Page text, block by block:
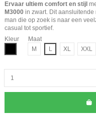
Ervaar ultiem comfort en stijl
M3000 in zwart. Dit
man die op zoek is naar een
casual tot sportief.
Kleur
Maat
M
L XL XXL